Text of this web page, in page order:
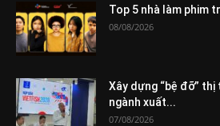
Top 5 nhà làm phim
08/08/2026
Xây dựng “bệ đỡ”
ngành xuất...
07/08/2026